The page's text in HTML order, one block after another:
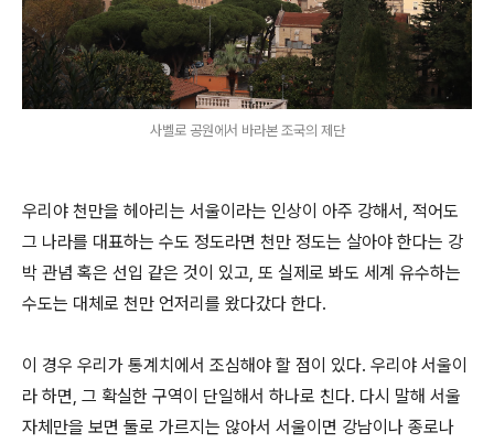
사벨로 공원에서 바라본 조국의 제단
우리야 천만을 헤아리는 서울이라는 인상이 아주 강해서, 적어도
그 나라를 대표하는 수도 정도라면 천만 정도는 살아야 한다는 강
박 관념 혹은 선입 같은 것이 있고, 또 실제로 봐도 세계 유수하는
수도는 대체로 천만 언저리를 왔다갔다 한다.
이 경우 우리가 통계치에서 조심해야 할 점이 있다. 우리야 서울이
라 하면, 그 확실한 구역이 단일해서 하나로 친다. 다시 말해 서울
자체만을 보면 둘로 가르지는 않아서 서울이면 강남이나 종로나